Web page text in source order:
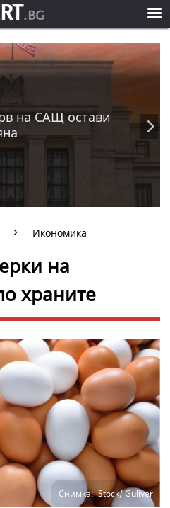
на САЩ остави
Икономика
на
храните
Снимка: iStock/ Guliver